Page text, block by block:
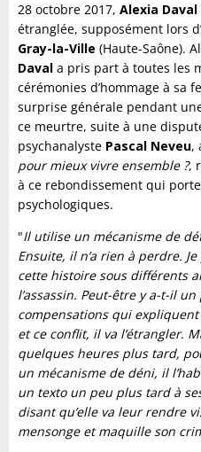
28 octobre 2017, Alexia Daval
étranglée, supposément lors
Gray-la-Ville (Haute-Saône).
Daval a pris part à toutes les
cérémonies d’hommage à sa
surprise générale pendant
ce meurtre, suite à une
psychanalyste Pascal Neveu,
pour mieux vivre ensemble ?,
à ce rebondissement qui
psychologiques.
"Il utilise un mécanisme de
Ensuite, il n’a rien à perdre.
cette histoire sous différents
l’assassin. Peut-être y a-t-il un
compensations qui
et ce conflit, il va l’étrangler.
quelques heures plus tard,
un mécanisme de déni, il
un texto un peu plus tard à
disant qu’elle va leur rendre
mensonge et maquille son